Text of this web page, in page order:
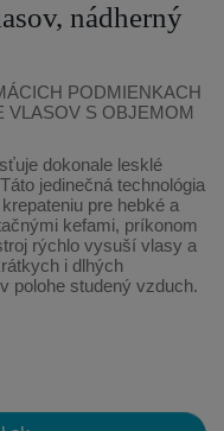
nádherný
PODMIENKACH
VLASOV S OBJEMOM
dokonale lesklé
jedinečná technológia
pre hebké a
kefami, príkonom
rýchlo vysuší vlasy a
i dlhých
polohe studený vzduch.